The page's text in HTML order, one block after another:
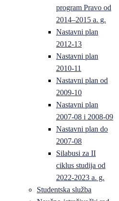
program Pravo od
2014–2015 a. g.
Nastavni plan
2012-13
Nastavni plan
2010-11
Nastavni plan od
2009-10
Nastavni plan
2007-08 i 2008-09
Nastavni plan do
2007-08
Silabusi za II
ciklus studija od
2022-2023 a. g.
Studentska služba